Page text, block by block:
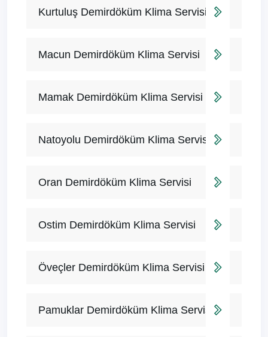
Kurtuluş Demirdöküm Klima Servisi
Macun Demirdöküm Klima Servisi
Mamak Demirdöküm Klima Servisi
Natoyolu Demirdöküm Klima Servisi
Oran Demirdöküm Klima Servisi
Ostim Demirdöküm Klima Servisi
Öveçler Demirdöküm Klima Servisi
Pamuklar Demirdöküm Klima Servisi